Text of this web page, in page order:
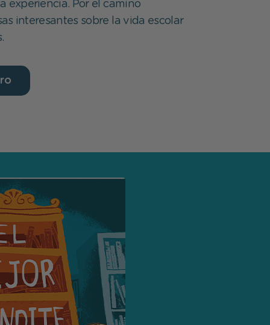
experiencia. Por el camino
interesantes sobre la vida escolar